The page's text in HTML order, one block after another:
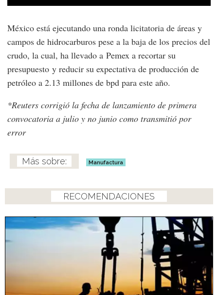
México está ejecutando una ronda licitatoria de áreas y
campos de hidrocarburos pese a la baja de los precios del
crudo, la cual, ha llevado a Pemex a recortar su
presupuesto y reducir su expectativa de producción de
petróleo a 2.13 millones de bpd para este año.
*Reuters corrigió la fecha de lanzamiento de primera
convocatoria a julio y no junio como transmitió por
error
Manufactura
RECOMENDACIONES